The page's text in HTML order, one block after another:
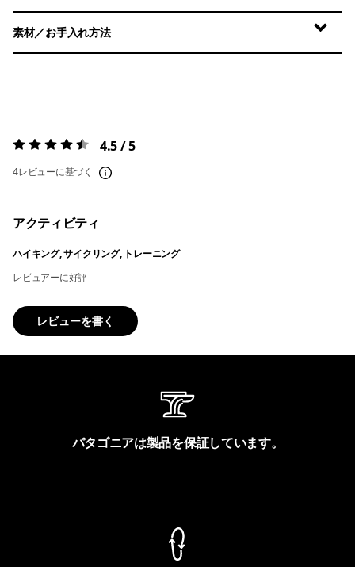
素材／お手入れ方法
評価:4.5 / 5 4.5 / 5
4レビューに基づく
アクティビティ
ハイキング, サイクリング, トレーニング
レビュアーに好評
レビューを書く
パタゴニアは製品を保証しています。